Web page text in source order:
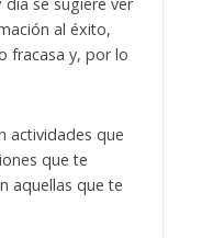
al éxito,
fracasa y, por lo
actividades que
que te
aquellas que te